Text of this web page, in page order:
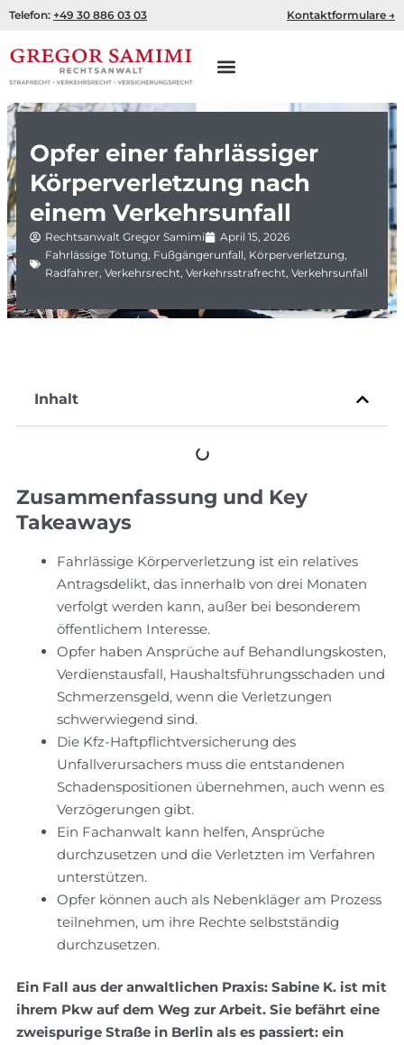
Zum
springen
Telefon: +49 30 886 03 03 Kontaktformulare →
Opfer einer fahrlässiger
Körperverletzung nach
einem Verkehrsunfall
Rechtsanwalt Gregor Samimi
April 15, 2026
Fahrlässige Tötung, Fußgängerunfall, Körperverletzung,
Radfahrer,Verkehrsrecht,Verkehrsstrafrecht,Verkehrsunfall
Inhalt
Zusammenfassung und Key
Takeaways
Fahrlässige Körperverletzung ist ein relatives
Antragsdelikt, das innerhalb von drei Monaten
verfolgt werden kann, außer bei besonderem
öffentlichem Interesse.
Opfer haben Ansprüche auf Behandlungskosten,
Verdienstausfall, Haushaltsführungsschaden und
Schmerzensgeld, wenn die Verletzungen
schwerwiegend sind.
Die Kfz-Haftpflichtversicherung des
Unfallverursachers muss die entstandenen
Schadenspositionen übernehmen, auch wenn es
Verzögerungen gibt.
Ein Fachanwalt kann helfen, Ansprüche
durchzusetzen und die Verletzten im Verfahren
unterstützen.
Opfer können auch als Nebenkläger am Prozess
teilnehmen, um ihre Rechte selbstständig
durchzusetzen.
Ein Fall aus der anwaltlichen Praxis: Sabine K. ist mit
ihrem Pkw auf dem Weg zur Arbeit. Sie befährt eine
zweispurige Straße in Berlin als es passiert: ein